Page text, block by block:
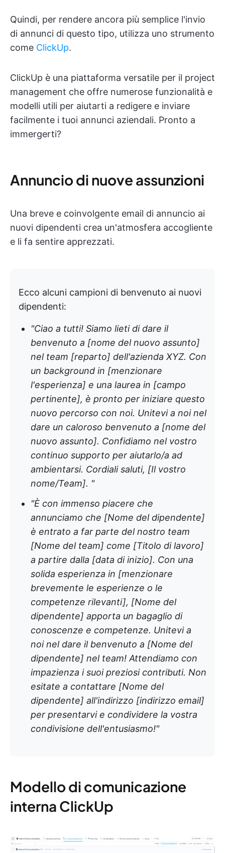
Quindi, per rendere ancora più semplice l'invio
di annunci di questo tipo, utilizza uno strumento
come ClickUp.
ClickUp è una piattaforma versatile per il project
management che offre numerose funzionalità e
modelli utili per aiutarti a redigere e inviare
facilmente i tuoi annunci aziendali. Pronto a
immergerti?
Annuncio di nuove assunzioni
Una breve e coinvolgente email di annuncio ai
nuovi dipendenti crea un'atmosfera accogliente
e li fa sentire apprezzati.
Ecco alcuni campioni di benvenuto ai nuovi
dipendenti:
"Ciao a tutti! Siamo lieti di dare il
benvenuto a [nome del nuovo assunto]
nel team [reparto] dell'azienda XYZ. Con
un background in [menzionare
l'esperienza] e una laurea in [campo
pertinente], è pronto per iniziare questo
nuovo percorso con noi. Unitevi a noi nel
dare un caloroso benvenuto a [nome del
nuovo assunto]. Confidiamo nel vostro
continuo supporto per aiutarlo/a ad
ambientarsi. Cordiali saluti, [Il vostro
nome/Team]. "
"È con immenso piacere che
annunciamo che [Nome del dipendente]
è entrato a far parte del nostro team
[Nome del team] come [Titolo di lavoro]
a partire dalla [data di inizio]. Con una
solida esperienza in [menzionare
brevemente le esperienze o le
competenze rilevanti], [Nome del
dipendente] apporta un bagaglio di
conoscenze e competenze. Unitevi a
noi nel dare il benvenuto a [Nome del
dipendente] nel team! Attendiamo con
impazienza i suoi preziosi contributi. Non
esitate a contattare [Nome del
dipendente] all'indirizzo [indirizzo email]
per presentarvi e condividere la vostra
condivisione dell'entusiasmo!"
Modello di comunicazione
interna ClickUp